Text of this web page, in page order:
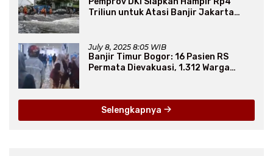
Triliun untuk Atasi Banjir Jakarta
July 8, 2025 8:05 WIB
Banjir Timur Bogor: 16 Pasien RS
Permata Dievakuasi, 1.312 Warga
Selengkapnya